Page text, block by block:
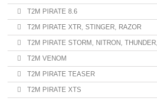
T2M PIRATE 8.6
T2M PIRATE XTR, STINGER, RAZOR
T2M PIRATE STORM, NITRON,
T2M VENOM
T2M PIRATE TEASER
T2M PIRATE XTS